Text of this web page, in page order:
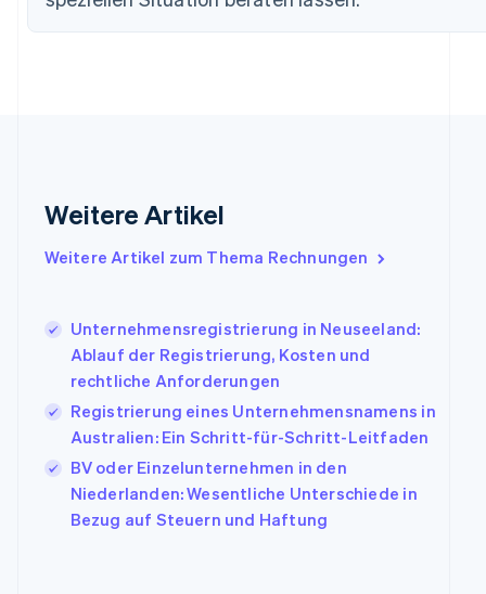
Weitere Artikel
Weitere Artikel zum Thema Rechnungen
Unternehmensregistrierung in Neuseeland:
Ablauf der Registrierung, Kosten und
rechtliche Anforderungen
Registrierung eines Unternehmensnamens in
Australien: Ein Schritt-für-Schritt-Leitfaden
BV oder Einzelunternehmen in den
Niederlanden: Wesentliche Unterschiede in
Bezug auf Steuern und Haftung
Deutsch English
Estland
Gibraltar
English
Griechenland
English
English
Irland
English
Italien
ItalianoEnglish
Japan
Kanada
EnglishFrançais
Kroatien